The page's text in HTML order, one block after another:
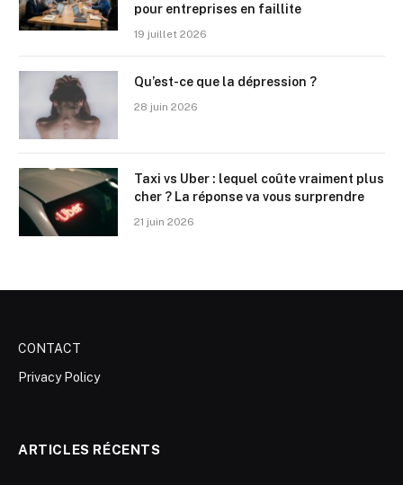
pour entreprises en faillite
19 juillet 2026
Qu’est-ce que la dépression ?
28 juin 2026
Taxi vs Uber : lequel coûte vraiment plus
cher ? La réponse va vous surprendre
21 juin 2026
CONTACT
Privacy Policy
ARTICLES RÉCENTS